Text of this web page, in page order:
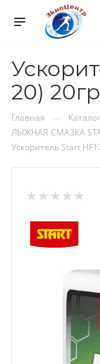
20)
Главная — Каталог
ЛЫЖНАЯ СМАЗКА
Ускоритель Start